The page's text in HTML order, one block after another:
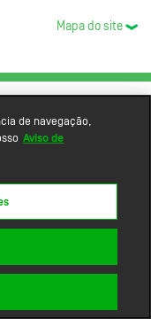
Mapa do site
de navegação,
Aviso de